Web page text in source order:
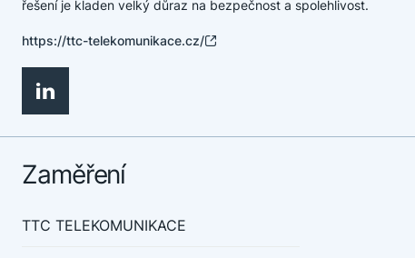
řešení je kladen velký důraz na bezpečnost a spolehlivost.
https://ttc-telekomunikace.cz/
Zaměření
TTC TELEKOMUNIKACE